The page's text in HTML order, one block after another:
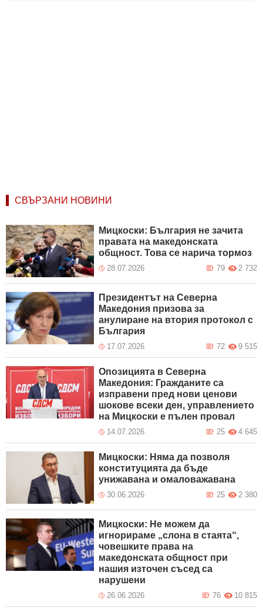
СВЪРЗАНИ НОВИНИ
Мицкоски: България не зачита
правата на македонската
общност. Това се нарича тормоз
28.07.2026 2 732
79
Президентът на Северна
Македония призова за
анулиране на втория протокол с
България
17.07.2026 9 515
72
Опозицията в Северна
Македония: Гражданите са
изправени пред нови ценови
шокове всеки ден, управлението
на Мицкоски е пълен провал
14.07.2026 4 645
25
Мицкоски: Няма да позволя
конституцията да бъде
унижавана и омаловажавана
30.06.2026 2 380
25
Мицкоски: Не можем да
игнорираме „слона в стаята“,
човешките права на
македонската общност при
нашия източен съсед са
нарушени
26.06.2026 10 815
76